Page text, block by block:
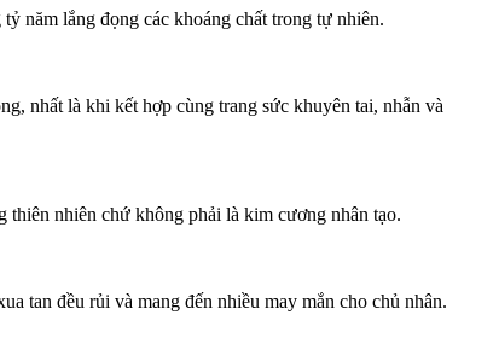
năm lắng đọng các khoáng chất trong tự nhiên.
nhất là khi kết hợp cùng trang sức khuyên tai, nhẫn và
nhiên chứ không phải là kim cương nhân tạo.
tan đều rủi và mang đến nhiều may mắn cho chủ nhân.